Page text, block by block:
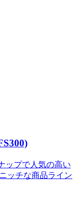
ップで人気の高い
ッチな商品ライン